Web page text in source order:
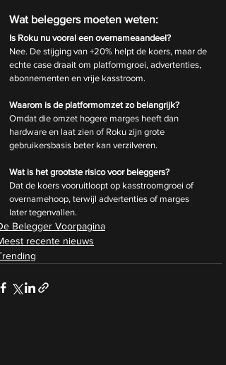
Wat beleggers moeten weten:
Is Roku nu vooral een overnameaandeel?
Nee. De stijging van +20% helpt de koers, maar de
echte case draait om platformgroei, advertenties,
abonnementen en vrije kasstroom.
Waarom is de platformomzet zo belangrijk?
Omdat die omzet hogere marges heeft dan
hardware en laat zien of Roku zijn grote
gebruikersbasis beter kan verzilveren.
Wat is het grootste risico voor beleggers?
Dat de koers vooruitloopt op kasstroomgroei of
overnamehoop, terwijl advertenties of marges
later tegenvallen.
Belegger Voorpagina
recente nieuws